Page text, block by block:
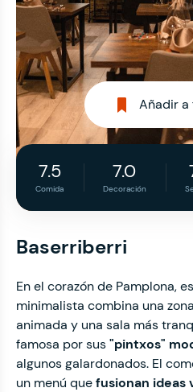
Añadir a
7.5
Comida
7.0
Decoración
Baserriberri
En el corazón de Pamplona,
minimalista combina una
animada y una sala más
famosa por sus"pintxos"
algunos galardonados. El
un menú quefusionan ideas